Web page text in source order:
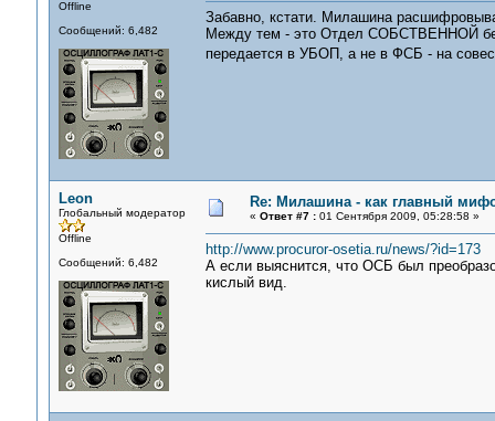
Offline
Сообщений: 6,482
Забавно, кстати. Милашина
Между тем - это Отдел СОБСТВЕННОЙ
передается в УБОП, а не в ФСБ - на
Leon
Глобальный модератор
Offline
Сообщений: 6,482
Re: Милашина - как главный
« Ответ #7 :01 Сентября 2009, 05:28:58 »
http://www.procuror-osetia.ru/news/?id=173
А если выяснится, что ОСБ был
кислый вид.